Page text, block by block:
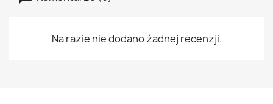
Na razie nie dodano żadnej recenzji.